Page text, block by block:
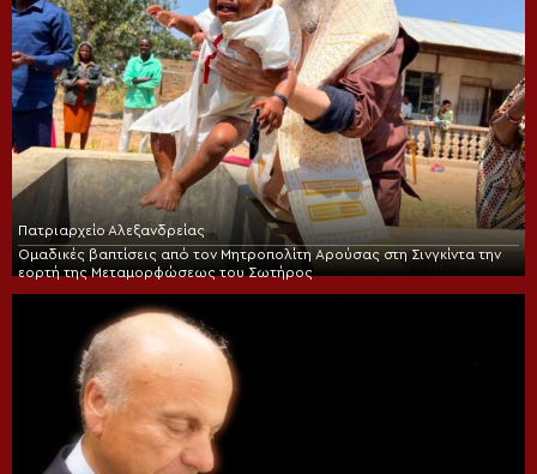
Πατριαρχείο Αλεξανδρείας
Ομαδικές βαπτίσεις από τον Μητροπολίτη Αρούσας στη Σινγκίντα την
εορτή της Μεταμορφώσεως του Σωτήρος